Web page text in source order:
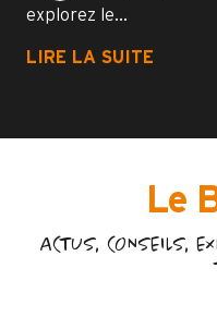
explorez le...
LIRE LA SUITE
Le
ACTUS, CONSEILS,